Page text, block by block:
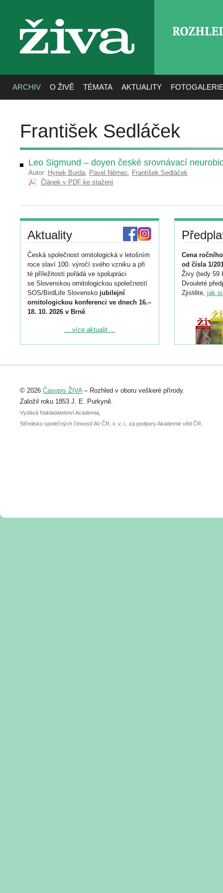
živa
ARCHIV O ŽIVĚ TÉMATA AKTUALITY
František Sedláček
Leo Sigmund – doyen české srovnávací
Autor: Hynek Burda, Pavel Němec, František Sedláček
Článek v PDF ke stažení
Aktuality
Česká společnost ornitologická v letošním
roce slaví 100. výročí svého vzniku a při
té příležitosti pořádá ve spolupráci
se Slovenskou ornitologickou společností
SOS/BirdLife Slovensko jubilejní
ornitologickou konferenci ve dnech 16.–
18. 10. 2026 v Brně.
Podrobnější informace ke konferenci
Registrovat se můžete do 6. září.
abstraktu přihlášené přednášky nebo
posteru je už 30. června.
... více aktualit ...
Cena
od čísla 1/
Živy (tedy 59
Dvouleté
Zjistěte, jak
© 2026 Časopis ŽIVA– Rozhled v oboru veškeré přírody.
Založil roku 1853 J. E. Purkyně.
Vydává Nakladatelství Academia,
Středisko společných činností AV ČR, v. v. i., za podpory Akademie věd ČR.